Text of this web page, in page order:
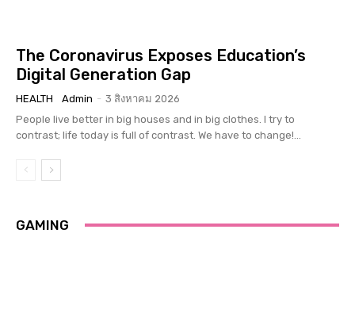
The Coronavirus Exposes Education’s
Digital Generation Gap
HEALTH Admin - 3 สิงหาคม 2026
People live better in big houses and in big clothes. I try to
contrast; life today is full of contrast. We have to change!...
GAMING